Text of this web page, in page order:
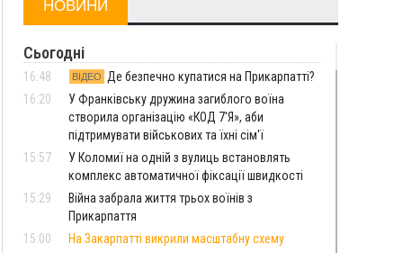
НОВИНИ
Сьогодні
16:48 ВІДЕО
Де безпечно купатися на Прикарпатті?
16:20
У Франківську дружина загиблого воїна
створила організацію «КОД 7'Я», аби
підтримувати військових та їхні сім'ї
15:57
У Коломиї на одній з вулиць встановлять
комплекс автоматичної фіксації швидкості
15:29
Війна забрала життя трьох воїнів з
Прикарпаття
15:00
На Закарпатті викрили масштабну схему